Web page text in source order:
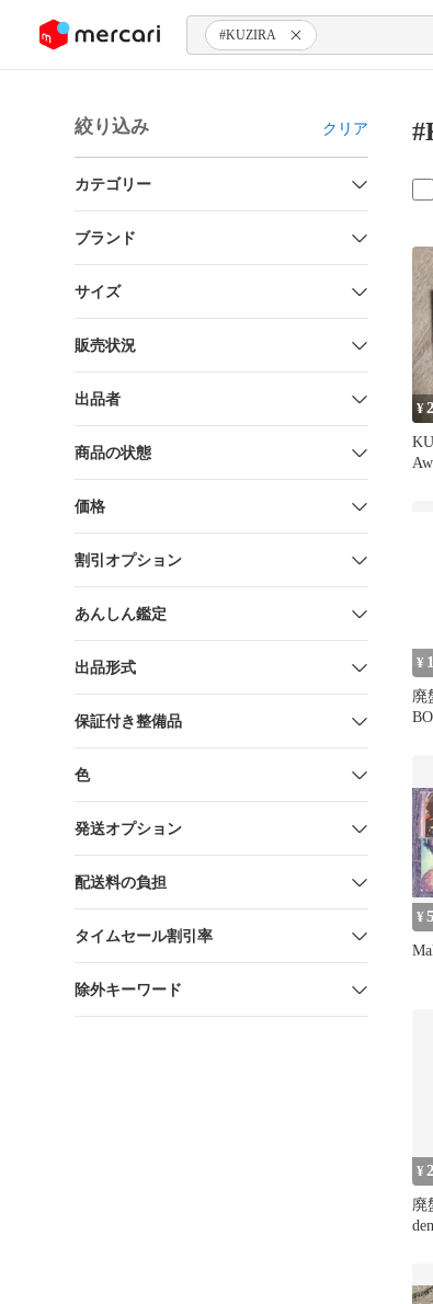
ツにスキップ #KUZIRA
絞り込み クリア
カテゴリー
ブランド
サイズ
販売状況
出品者
商品の状態
価格
割引オプション
あんしん鑑定
出品形式
保証付き整備品
色
発送オプション
配送料の負担
タイムセール割引率
除外キーワード
¥
¥
廃
¥
¥
廃